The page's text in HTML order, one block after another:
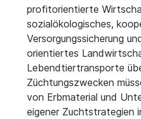
profitorientierte
sozialökologisches,
Versorgungssicherung
orientiertes
Lebendtiertransporte
Züchtungszwecken
von Erbmaterial und
eigener Zuchtstrategien